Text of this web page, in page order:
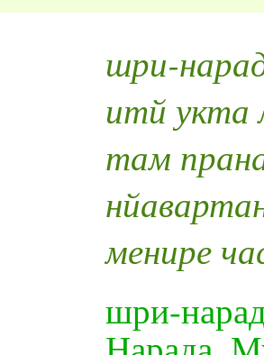
шри-
итй укта
там
менире
шри-